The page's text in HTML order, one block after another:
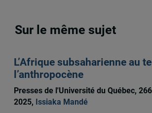
Sur le même sujet
L’Afrique subsaharienne au
l’anthropocène
Presses de l'Université du Québec,
2025, Issiaka Mandé